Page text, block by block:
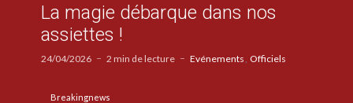
La magie débarque dans nos
assiettes !
24/04/2026 2 min de lecture Evénements Officiels
Breakingnews